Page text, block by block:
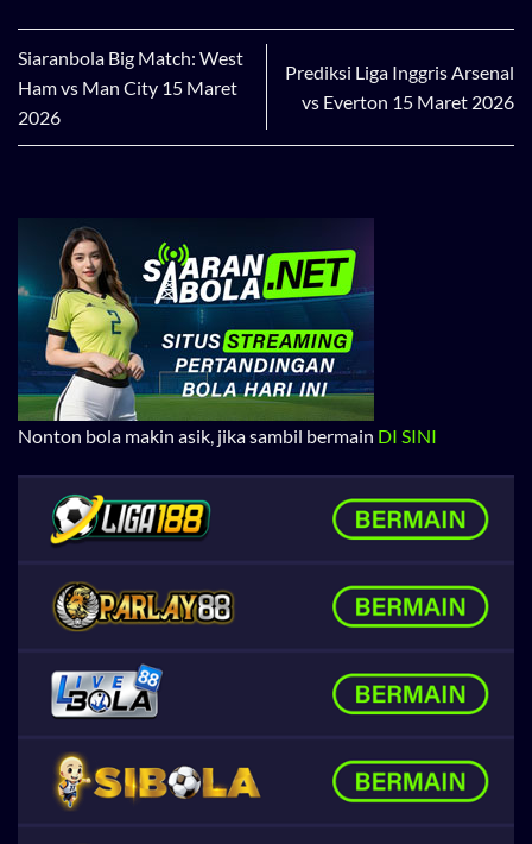
Siaranbola Big Match: West
Ham vs Man City 15 Maret
2026
Prediksi Liga Inggris Arsenal
vs Everton 15 Maret 2026
Nonton bola makin asik, jika sambil bermain DI SINI